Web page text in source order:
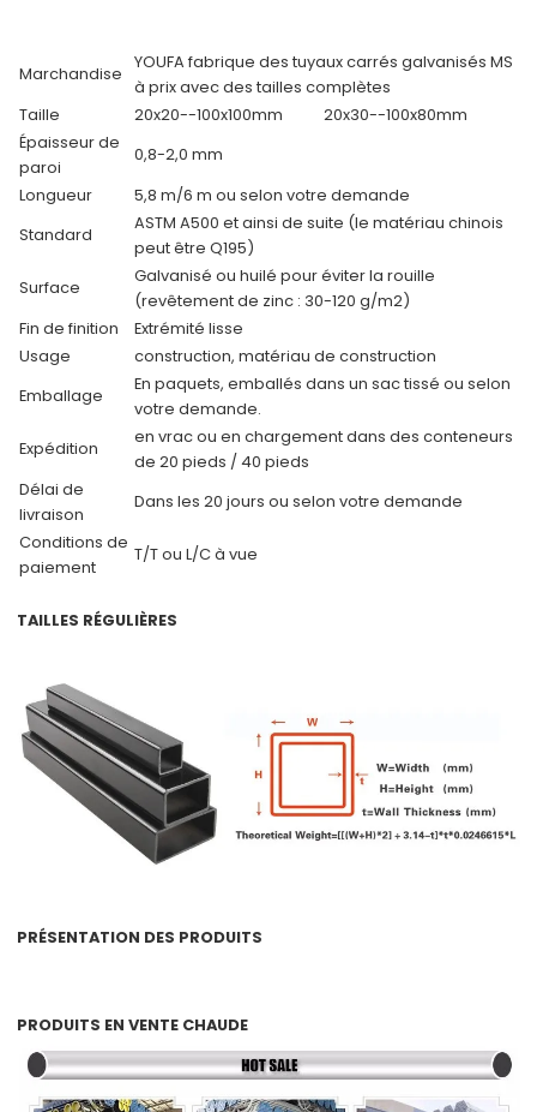
Marchandise
YOUFA fabrique des tuyaux carrés galvanisés MS
à prix avec des tailles complètes
Taille
20x20--100x100mm
20x30--100x80mm
Épaisseur de
paroi
0,8-2,0 mm
Longueur
5,8 m/6 m ou selon votre demande
Standard
ASTM A500 et ainsi de suite (le matériau chinois
peut être Q195)
Surface
Galvanisé ou huilé pour éviter la rouille
(revêtement de zinc : 30-120 g/m2)
Fin de finition
Extrémité lisse
Usage
construction, matériau de construction
Emballage
En paquets, emballés dans un sac tissé ou selon
votre demande.
Expédition
en vrac ou en chargement dans des conteneurs
de 20 pieds / 40 pieds
Délai de
livraison
Dans les 20 jours ou selon votre demande
Conditions de
paiement
T/T ou L/C à vue
TAILLES RÉGULIÈRES
PRÉSENTATION DES PRODUITS
PRODUITS EN VENTE CHAUDE